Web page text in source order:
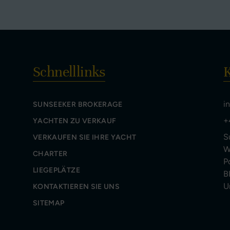
Schnelllinks
SUNSEEKER BROKERAGE
YACHTEN ZU VERKAUF
VERKAUFEN SIE IHRE YACHT
CHARTER
LIEGEPLÄTZE
KONTAKTIEREN SIE UNS
SITEMAP